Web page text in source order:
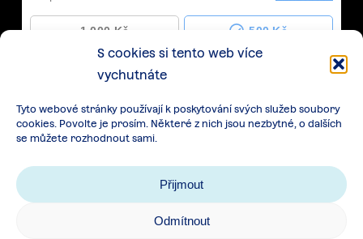
S cookies si tento web více
vychutnáte
Tyto webové stránky používají k poskytování svých služeb soubory
cookies. Povolte je prosím. Některé z nich jsou nezbytné, o dalších
se můžete rozhodnout sami.
Přijmout
Odmítnout